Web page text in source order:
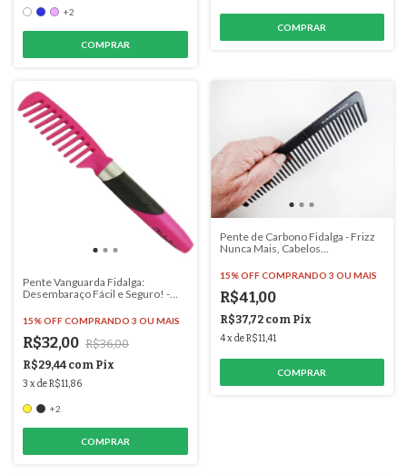
+2
COMPRAR
Pente Vanguarda Fidalga:
Desembaraço Fácil e Seguro! -
15% OFFCOMPRANDO 3 OU MAIS
R$32,00 R$36,00
R$29,44 com Pix
3 xdeR$11,86
+2
COMPRAR
Pente de Carbono Fidalga - Frizz
Nunca Mais, Cabelos
15% OFF COMPRANDO 3 OU MAIS
R$41,00
R$37,72 com Pix
4 xdeR$11,41